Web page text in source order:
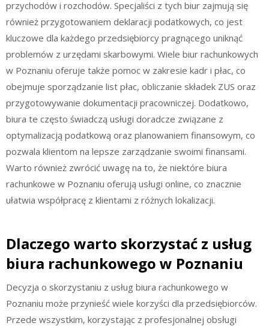
przychodów i rozchodów. Specjaliści z tych biur zajmują się
również przygotowaniem deklaracji podatkowych, co jest
kluczowe dla każdego przedsiębiorcy pragnącego uniknąć
problemów z urzędami skarbowymi. Wiele biur rachunkowych
w Poznaniu oferuje także pomoc w zakresie kadr i płac, co
obejmuje sporządzanie list płac, obliczanie składek ZUS oraz
przygotowywanie dokumentacji pracowniczej. Dodatkowo,
biura te często świadczą usługi doradcze związane z
optymalizacją podatkową oraz planowaniem finansowym, co
pozwala klientom na lepsze zarządzanie swoimi finansami.
Warto również zwrócić uwagę na to, że niektóre biura
rachunkowe w Poznaniu oferują usługi online, co znacznie
ułatwia współpracę z klientami z różnych lokalizacji.
Dlaczego warto skorzystać z usług
biura rachunkowego w Poznaniu
Decyzja o skorzystaniu z usług biura rachunkowego w
Poznaniu może przynieść wiele korzyści dla przedsiębiorców.
Przede wszystkim, korzystając z profesjonalnej obsługi